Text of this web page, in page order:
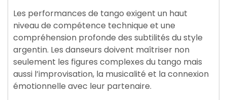
Les performances de tango exigent un haut
niveau de compétence technique et une
compréhension profonde des subtilités du style
argentin. Les danseurs doivent maîtriser non
seulement les figures complexes du tango mais
aussi l’improvisation, la musicalité et la connexion
émotionnelle avec leur partenaire.